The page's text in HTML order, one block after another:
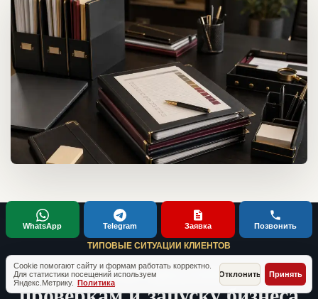
ТИПОВЫЕ СИТУАЦИИ КЛИЕНТОВ
Кейсы по документам,
Cookie помогают сайту и формам работать корректно.
Для статистики посещений используем
Яндекс.Метрику. Политика
Отклонить Принять
WhatsApp Telegram Заявка Позвонить